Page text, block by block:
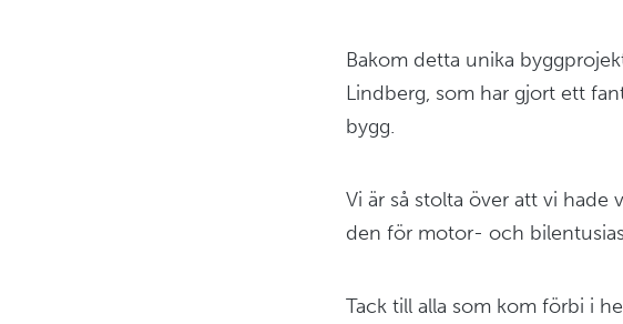
Bakom detta unika
Lindberg, som har gjort ett
bygg.
Vi är så stolta över att vi
den för motor- och
Tack till alla som kom förbi i